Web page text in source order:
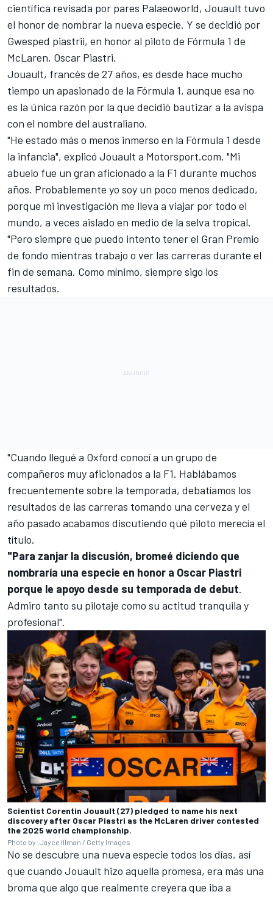
científica revisada por pares Palaeoworld, Jouault tuvo
el honor de nombrar la nueva especie. Y se decidió por
Gwesped piastrii, en honor al piloto de Fórmula 1 de
McLaren, Oscar Piastri.
Jouault, francés de 27 años, es desde hace mucho
tiempo un apasionado de la Fórmula 1, aunque esa no
es la única razón por la que decidió bautizar a la avispa
con el nombre del australiano.
"He estado más o menos inmerso en la Fórmula 1 desde
la infancia", explicó Jouault a Motorsport.com. "Mi
abuelo fue un gran aficionado a la F1 durante muchos
años. Probablemente yo soy un poco menos dedicado,
porque mi investigación me lleva a viajar por todo el
mundo, a veces aislado en medio de la selva tropical.
"Pero siempre que puedo intento tener el Gran Premio
de fondo mientras trabajo o ver las carreras durante el
fin de semana. Como mínimo, siempre sigo los
resultados.
"Cuando llegué a Oxford conocí a un grupo de
compañeros muy aficionados a la F1. Hablábamos
frecuentemente sobre la temporada, debatíamos los
resultados de las carreras tomando una cerveza y el
año pasado acabamos discutiendo qué piloto merecía el
título.
"Para zanjar la discusión, bromeé diciendo que
nombraría una especie en honor a Oscar Piastri
porque le apoyo desde su temporada de debut.
Admiro tanto su pilotaje como su actitud tranquila y
profesional".
Scientist Corentin Jouault (27) pledged to name his next
discovery after Oscar Piastri as the McLaren driver contested
the 2025 world championship.
Photo by: Jayce Illman / Getty Images
No se descubre una nueva especie todos los días, así
que cuando Jouault hizo aquella promesa, era más una
broma que algo que realmente creyera que iba a